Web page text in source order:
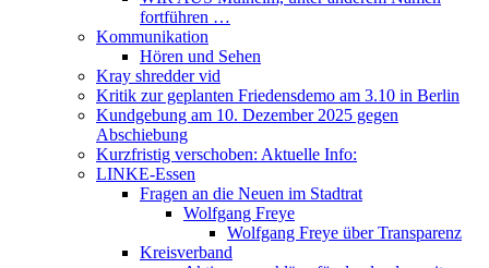
fortführen …
Kommunikation
Hören und Sehen
Kray shredder vid
Kritik zur geplanten Friedensdemo am 3.10 in Berlin
Kundgebung am 10. Dezember 2025 gegen
Abschiebung
Kurzfristig verschoben: Aktuelle Info:
LINKE-Essen
Fragen an die Neuen im Stadtrat
Wolfgang Freye
Wolfgang Freye über Transparenz
Kreisverband